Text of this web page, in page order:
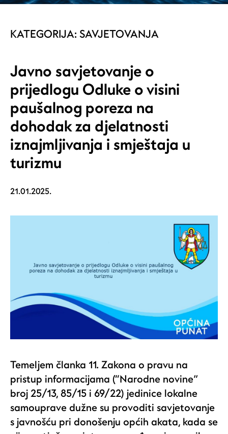
KATEGORIJA: SAVJETOVANJA
Javno savjetovanje o
prijedlogu Odluke o visini
paušalnog poreza na
dohodak za djelatnosti
iznajmljivanja i smještaja u
turizmu
21.01.2025.
Temeljem članka 11. Zakona o pravu na
pristup informacijama (“Narodne novine”
broj 25/13, 85/15 i 69/22) jedinice lokalne
samouprave dužne su provoditi savjetovanje
s javnošću pri donošenju općih akata, kada se